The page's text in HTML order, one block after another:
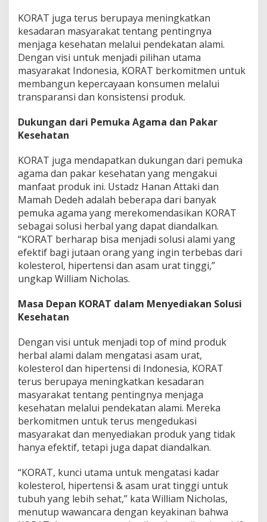
KORAT juga terus berupaya meningkatkan
kesadaran masyarakat tentang pentingnya
menjaga kesehatan melalui pendekatan alami.
Dengan visi untuk menjadi pilihan utama
masyarakat Indonesia, KORAT berkomitmen untuk
membangun kepercayaan konsumen melalui
transparansi dan konsistensi produk.
Dukungan dari Pemuka Agama dan Pakar
Kesehatan
KORAT juga mendapatkan dukungan dari pemuka
agama dan pakar kesehatan yang mengakui
manfaat produk ini. Ustadz Hanan Attaki dan
Mamah Dedeh adalah beberapa dari banyak
pemuka agama yang merekomendasikan KORAT
sebagai solusi herbal yang dapat diandalkan.
“KORAT berharap bisa menjadi solusi alami yang
efektif bagi jutaan orang yang ingin terbebas dari
kolesterol, hipertensi dan asam urat tinggi,”
ungkap William Nicholas.
Masa Depan KORAT dalam Menyediakan Solusi
Kesehatan
Dengan visi untuk menjadi top of mind produk
herbal alami dalam mengatasi asam urat,
kolesterol dan hipertensi di Indonesia, KORAT
terus berupaya meningkatkan kesadaran
masyarakat tentang pentingnya menjaga
kesehatan melalui pendekatan alami. Mereka
berkomitmen untuk terus mengedukasi
masyarakat dan menyediakan produk yang tidak
hanya efektif, tetapi juga dapat diandalkan.
“KORAT, kunci utama untuk mengatasi kadar
kolesterol, hipertensi & asam urat tinggi untuk
tubuh yang lebih sehat,” kata William Nicholas,
menutup wawancara dengan keyakinan bahwa